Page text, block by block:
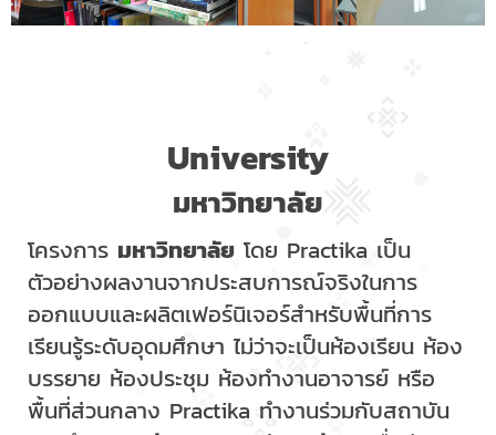
University
มหาวิทยาลัย
โครงการ มหาวิทยาลัย โดย Practika เป็น
ตัวอย่างผลงานจากประสบการณ์จริงในการ
ออกแบบและผลิตเฟอร์นิเจอร์สำหรับพื้นที่การ
เรียนรู้ระดับอุดมศึกษา ไม่ว่าจะเป็นห้องเรียน ห้อง
บรรยาย ห้องประชุม ห้องทำงานอาจารย์ หรือ
พื้นที่ส่วนกลาง Practika ทำงานร่วมกับสถาบัน